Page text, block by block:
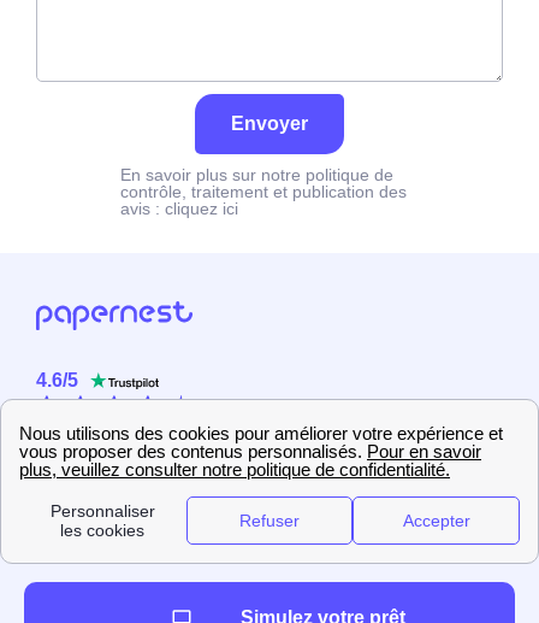
Envoyer
En savoir plus sur notre politique de
contrôle, traitement et publication des
avis : cliquez ici
4.6/5
2358 utilisateurs
Simulez votre prêt